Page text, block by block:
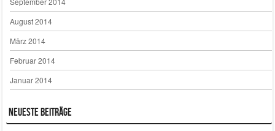
August 2014
März 2014
Februar 2014
Januar 2014
Neueste Beiträge